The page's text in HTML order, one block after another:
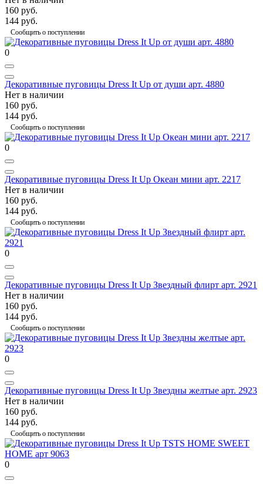
160 руб.
144 руб.
Сообщить о поступлении
0
Декоративные пуговицы Dress It Up от души арт. 4880
Нет в наличии
160 руб.
144 руб.
Сообщить о поступлении
0
Декоративные пуговицы Dress It Up Океан мини арт. 2217
Нет в наличии
160 руб.
144 руб.
Сообщить о поступлении
0
Декоративные пуговицы Dress It Up Звездный флирт арт. 2921
Нет в наличии
160 руб.
144 руб.
Сообщить о поступлении
0
Декоративные пуговицы Dress It Up Звездны желтые арт. 2923
Нет в наличии
160 руб.
144 руб.
Сообщить о поступлении
0